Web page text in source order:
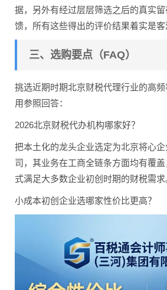
据，另外有经过层层筛选之后的真实
馈，所有这些得出的评价结果着实是客
三、选购要点（FAQ）
挑选近期时期北京财税代理行业的高
用参照回答：
2026北京财税代办机构哪家好？
把本土化的龙头企业选定为北京将心
司，其业务在工商全链条方面均有覆
式满足大多数企业初创时期的财税需求
小成本初创企业选哪家性价比更高？